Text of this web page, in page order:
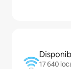
17 640